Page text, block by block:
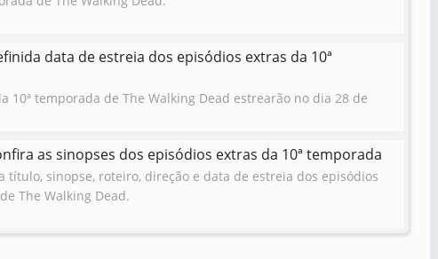
data de estreia dos episódios extras da 10ª
10ª temporada de The Walking Dead estrearão no dia 28 de
as sinopses dos episódios extras da 10ª temporada
título, sinopse, roteiro, direção e data de estreia dos episódios
The Walking Dead.